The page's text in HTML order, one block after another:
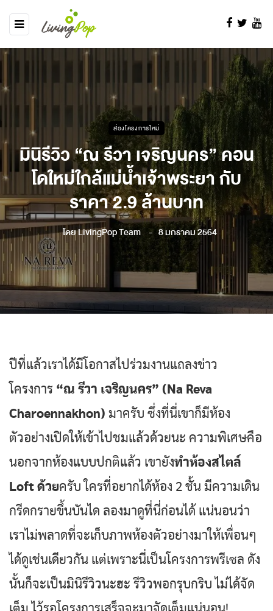
ส่องโครงการใหม่
มินิรีวิว “ณ รีวา เจริญนคร” คอน
โดใหม่ใกล้แม่น้ำเจ้าพระยา กับ
ราคา 2.9 ล้านบาท
โดยLivingPop Team 8 มกราคม 2564
ปีที่แล้วเราได้มีโอกาสไปร่วมงานแถลงข่าว
โครงการ “ณ รีวา เจริญนคร” (Na Reva
Charoennakhon) มาครับ ซึ่งที่นี่เขาก็มีห้อง
ตัวอย่างเปิดให้เข้าไปชมแล้วด้วยนะ ความพิเศษคือ
นอกจากห้องแบบปกติแล้ว เขายังทำห้องสไตล์
Loft ด้วยครับ ใครที่อยากได้ห้อง 2 ชั้น มีความเดิน
กรีดกรายขึ้นบันได ลองมาดูที่นี่ก่อนได้ แน่นอนว่า
เราไม่พลาดที่จะเก็บภาพห้องตัวอย่างมาให้เพื่อนๆ
ได้ดูเช่นเดียวกัน แต่เพราะนี่เป็นโครงการพรีเซล ดัง
นั้นก็จะเป็นมินิรีวิวนะฮะ รีวิวพอกรุบกริบ ไม่ได้จัด